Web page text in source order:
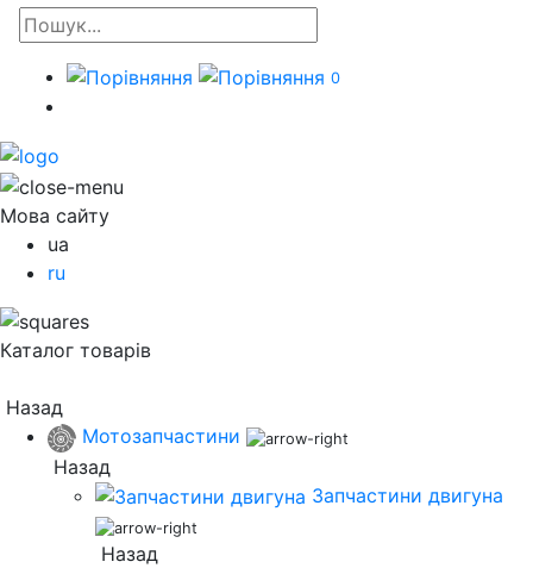
0
Мова сайту
ua
ru
Каталог товарів
Назад
Мотозапчастини
Назад
Запчастини двигуна
Назад